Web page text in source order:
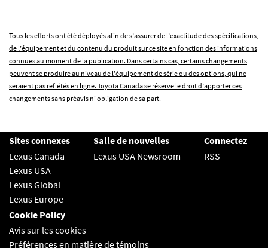
Tous les efforts ont été déployés afin de s’assurer de l’exactitude des spécifications,
de l’équipement et du contenu du produit sur ce site en fonction des informations
connues au moment de la publication. Dans certains cas, certains changements
peuvent se produire au niveau de l’équipement de série ou des options, qui ne
seraient pas reflétés en ligne. Toyota Canada se réserve le droit d’apporter ces
changements sans préavis ni obligation de sa part.
Sites connexes
Lexus Canada
Lexus USA
Lexus Global
Lexus Europe
Salle de nouvelles
Lexus USA Newsroom
Connectez
RSS
Cookie Policy
Avis sur les cookies
Préférences en matière de témoins